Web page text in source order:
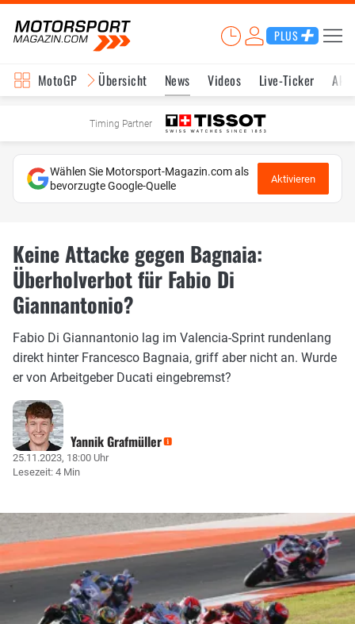
PLUS
MotoGP Übersicht News Videos Live-Ticker
Timing Partner
Wählen Sie Motorsport-Magazin.com als
bevorzugte Google-Quelle
Aktivieren
Keine Attacke gegen Bagnaia:
Überholverbot für Fabio Di
Giannantonio?
Fabio Di Giannantonio lag im Valencia-Sprint rundenlang
direkt hinter Francesco Bagnaia, griff aber nicht an. Wurde
er von Arbeitgeber Ducati eingebremst?
Yannik Grafmüller
25.11.2023, 18:00 Uhr
Lesezeit: 4 Min